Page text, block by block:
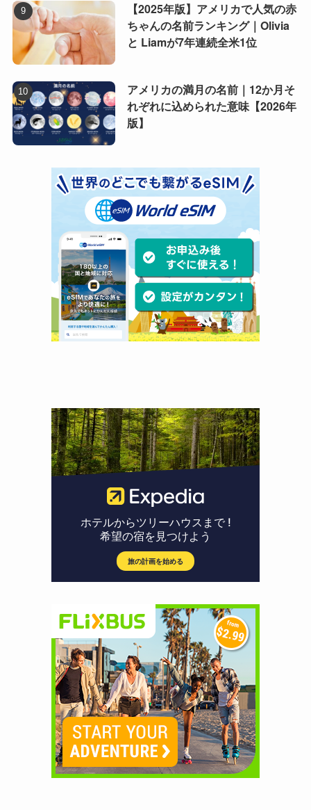
【2025年版】アメリカで人気の赤
ちゃんの名前ランキング｜Olivia
と Liamが7年連続全米1位
アメリカの満月の名前｜12か月そ
れぞれに込められた意味【2026年
版】